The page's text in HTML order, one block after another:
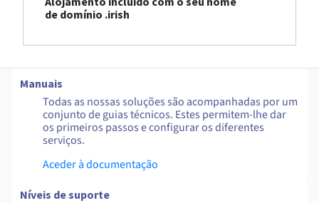
de domínio .irish
Manuais
Todas as nossas soluções são acompanhadas por um
conjunto de guias técnicos. Estes permitem-lhe dar
os primeiros passos e configurar os diferentes
serviços.
Aceder à documentação
Níveis de suporte